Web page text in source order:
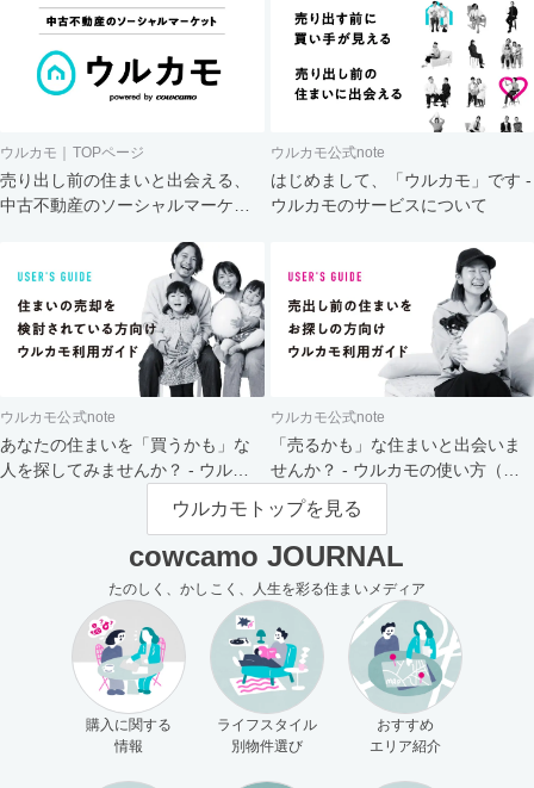
ウルカモ｜TOPページ
売り出し前の住まいと出会える、
中古不動産のソーシャルマーケッ
ウルカモ公式note
はじめまして、「ウルカモ」です -
ウルカモのサービスについて
ウルカモ公式note
あなたの住まいを「買うかも」な
人を探してみませんか？ - ウルカ
ウルカモ公式note
「売るかも」な住まいと出会いま
せんか？ - ウルカモの使い方（買
主さま向け）
ウルカモトップを見る
cowcamo JOURNAL
たのしく、かしこく、人生を彩る住まいメディア
購入に関する
情報
ライフスタイル
別物件選び
おすすめ
エリア紹介